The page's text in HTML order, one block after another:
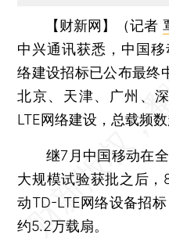
【财新网】（记者
中兴通讯获悉，中国
络建设招标已公布最终
北京、天津、广州、
LTE网络建设，总载频
继7月中国移动在全
大规模试验获批之后
动TD-LTE网络设备招
约5.2万载扇。